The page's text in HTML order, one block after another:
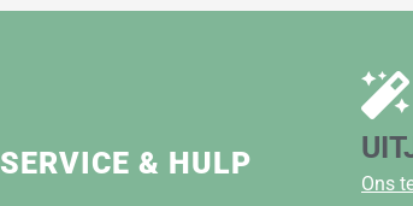
SERVICE & HULP
Ons